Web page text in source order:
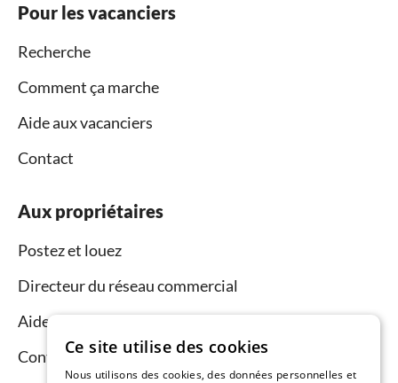
Pour les vacanciers
Recherche
Comment ça marche
Aide aux vacanciers
Contact
Aux propriétaires
Postez et louez
Directeur du réseau commercial
Aide aux propriétaires
ContactCe site utilise des cookies
Nous utilisons des cookies, des données personnelles et